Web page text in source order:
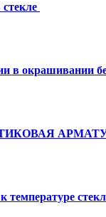
в окрашивании
температуре